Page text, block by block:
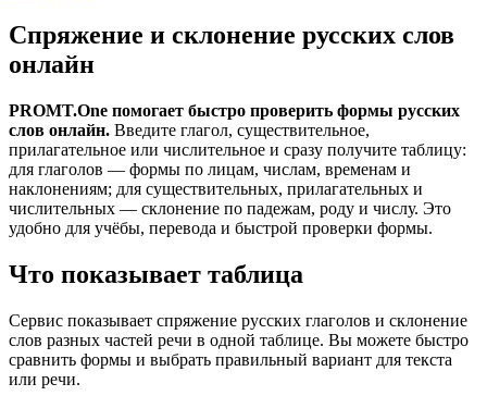
Спряжение и склонение русских слов
онлайн
PROMT.One помогает быстро проверить формы русских
слов онлайн. Введите глагол, существительное,
прилагательное или числительное и сразу получите таблицу:
для глаголов — формы по лицам, числам, временам и
наклонениям; для существительных, прилагательных и
числительных — склонение по падежам, роду и числу. Это
удобно для учёбы, перевода и быстрой проверки формы.
Что показывает таблица
Сервис показывает спряжение русских глаголов и склонение
слов разных частей речи в одной таблице. Вы можете быстро
сравнить формы и выбрать правильный вариант для текста
или речи.